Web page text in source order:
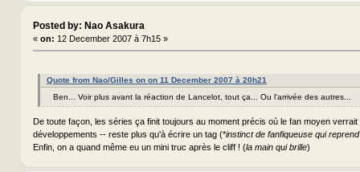
Posted by: Nao Asakura
« on: 12 December 2007 à 7h15 »
Quote from Nao/Gilles on on 11 December 2007 à 20h21
Ben... Voir plus avant la réaction de Lancelot, tout ça... Ou l'arrivée des autres...
De toute façon, les séries ça finit toujours au moment précis où le fan moyen verrait
développements -- reste plus qu'à écrire un tag (*instinct de fanfiqueuse qui
Enfin, on a quand même eu un mini truc après le cliff ! (la main qui brille)